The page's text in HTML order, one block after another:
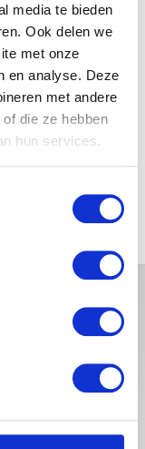
media te bieden
Ook delen we
met onze
en analyse. Deze
met andere
die ze hebben
hun services.
SHOWT
IBIZA
DEELT